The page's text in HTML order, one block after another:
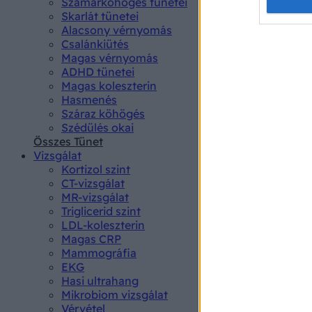
Skarlát tünetei
Alacsony vérnyomás
Csalánkiütés
Magas vérnyomás
ADHD tünetei
Magas koleszterin
Hasmenés
Száraz köhögés
Szédülés okai
Összes Tünet
Vizsgálat
Kortizol szint
CT-vizsgálat
MR-vizsgálat
Triglicerid szint
LDL-koleszterin
Magas CRP
Mammográfia
EKG
Hasi ultrahang
Mikrobiom vizsgálat
Vérvétel